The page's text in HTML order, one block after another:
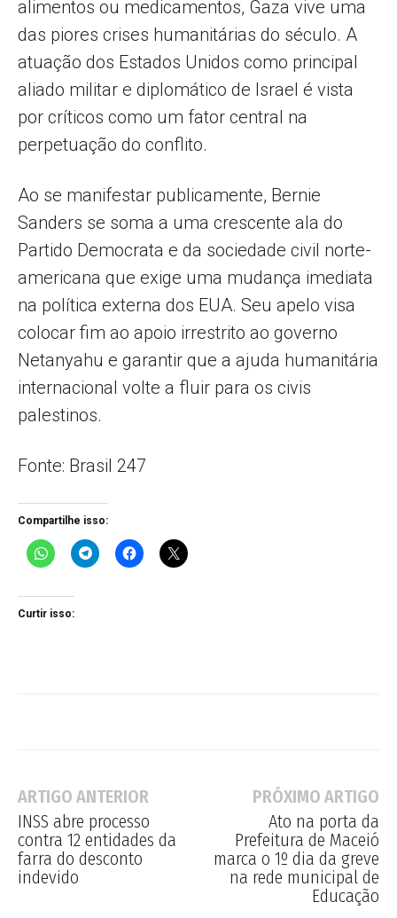
alimentos ou medicamentos, Gaza vive uma
das piores crises humanitárias do século. A
atuação dos Estados Unidos como principal
aliado militar e diplomático de Israel é vista
por críticos como um fator central na
perpetuação do conflito.
Ao se manifestar publicamente, Bernie
Sanders se soma a uma crescente ala do
Partido Democrata e da sociedade civil norte-
americana que exige uma mudança imediata
na política externa dos EUA. Seu apelo visa
colocar fim ao apoio irrestrito ao governo
Netanyahu e garantir que a ajuda humanitária
internacional volte a fluir para os civis
palestinos.
Fonte: Brasil 247
Compartilhe isso:
Curtir isso:
ARTIGO ANTERIOR
INSS abre processo
contra 12 entidades da
farra do desconto
indevido
PRÓXIMO ARTIGO
Ato na porta da
Prefeitura de Maceió
marca o 1º dia da greve
na rede municipal de
Educação